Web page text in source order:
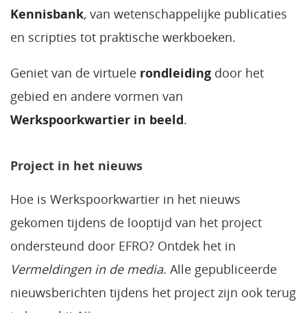
Kennisbank, van wetenschappelijke publicaties
en scripties tot praktische werkboeken.
Geniet van de virtuele rondleiding door het
gebied en andere vormen van
Werkspoorkwartier in beeld.
Project in het nieuws
Hoe is Werkspoorkwartier in het nieuws
gekomen tijdens de looptijd van het project
ondersteund door EFRO? Ontdek het in
Vermeldingen in de media. Alle gepubliceerde
nieuwsberichten tijdens het project zijn ook terug